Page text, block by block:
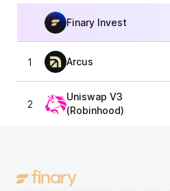
Finary Invest
1 Arcus
2
Uniswap V3
(Robinhood)